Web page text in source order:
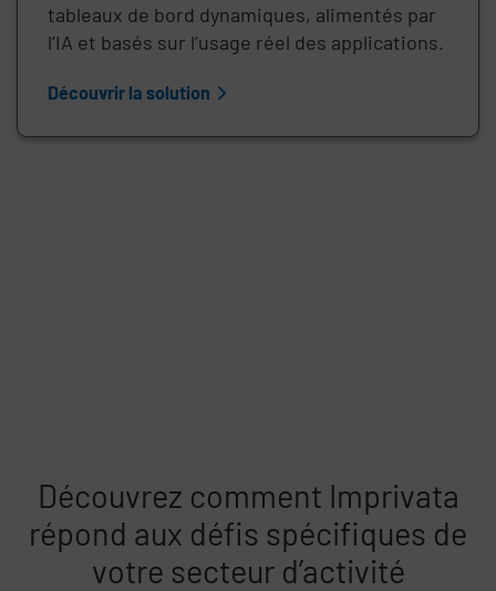
tableaux de bord dynamiques, alimentés par
l’IA et basés sur l’usage réel des applications.
Découvrir la solution
Découvrez comment Imprivata
répond aux défis spécifiques de
votre secteur d’activité